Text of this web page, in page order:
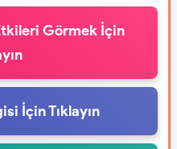
Görmek İçin
İçin Tıklayın